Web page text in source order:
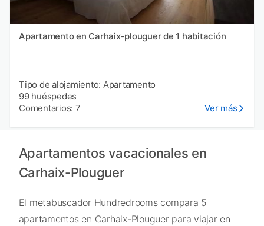
Apartamento en Carhaix-plouguer de 1 habitación
Tipo de alojamiento: Apartamento
99 huéspedes
Comentarios: 7
Ver más
Apartamentos vacacionales en
Carhaix-Plouguer
El metabuscador Hundredrooms compara 5
apartamentos en Carhaix-Plouguer para viajar en